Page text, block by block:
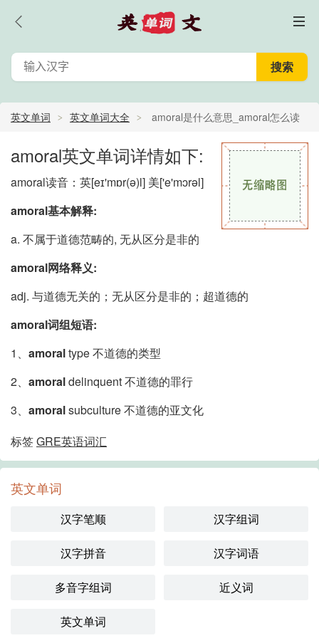
英文单词 英文单词大全 amoral是什么意思_amoral怎么读
_amoral的中文意思,翻译
amoral英文单词详情如下:
amoral读音：英[eɪ'mɒr(ə)l] 美['e'mɔrəl]
amoral基本解释:
a. 不属于道德范畴的, 无从区分是非的
amoral网络释义:
adj. 与道德无关的；无从区分是非的；超道德的
amoral词组短语:
1、 amoraltype 不道德的类型
2、 amoraldelinquent 不道德的罪行
3、 amoralsubculture 不道德的亚文化
标签GRE英语词汇
英文单词
汉字笔顺 汉字组词
汉字拼音 汉字词语
多音字组词 近义词
英文单词